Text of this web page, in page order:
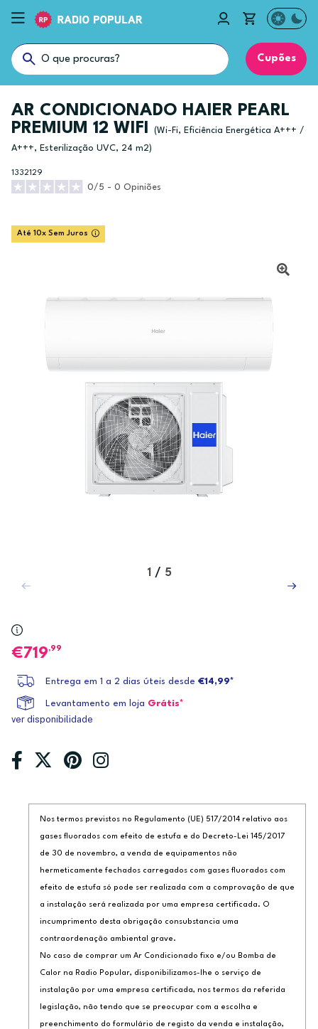
Cupões
AR CONDICIONADO HAIER PEARL
PREMIUM 12 WIFI
(Wi-Fi, Eficiência Energética A+++ /
A+++, Esterilização UVC, 24 m2)
1332129
0/5 - 0 Opiniões
Até 10x Sem Juros
1 / 5
719,99
Entrega em 1 a 2 dias úteis desde €14,99*
Levantamento em loja Grátis*
ver disponibilidade
Nos termos previstos no Regulamento (UE) 517/2014 relativo aos
gases fluorados com efeito de estufa e do Decreto-Lei 145/2017
de 30 de novembro, a venda de equipamentos não
hermeticamente fechados carregados com gases fluorados com
efeito de estufa só pode ser realizada com a comprovação de que
a instalação será realizada por uma empresa certificada. O
incumprimento desta obrigação consubstancia uma
contraordenação ambiental grave.
No caso de comprar um Ar Condicionado fixo e/ou Bomba de
Calor na Radio Popular, disponibilizamos-lhe o serviço de
instalação por uma empresa certificada, nos termos da referida
legislação, não tendo que se preocupar com a escolha e
preenchimento do formulário de registo da venda e instalação,